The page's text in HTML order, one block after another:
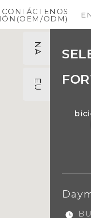
CONTÁCTENOS
(OEM/ODM)
NA
EU